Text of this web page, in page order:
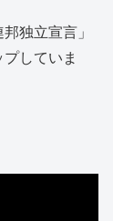
独立宣言」
していま